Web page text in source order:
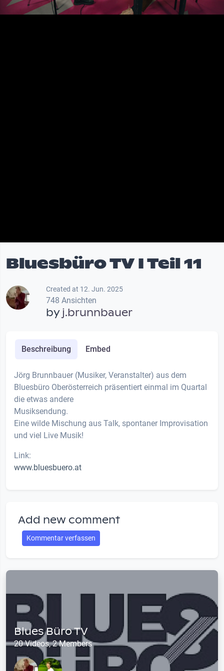
Bluesbüro TV I Teil 11
Created at 12. Jun. 2025
748 Ansichten
byj.brunnbauer
Beschreibung Embed
Jörg Brunnbauer (Musiker, Veranstalter) aus dem
Bluesbüro Oberösterreich präsentiert einmal im Quartal
die etwas andere
Musiksendung.
Eine wilde Mischung aus Talk, spontaner Improvisation
und viel Live Musik!
Link:
www.bluesbuero.at
Add new comment
Kommentar verfassen
Blues Büro TV
20 Videos, 2 Members